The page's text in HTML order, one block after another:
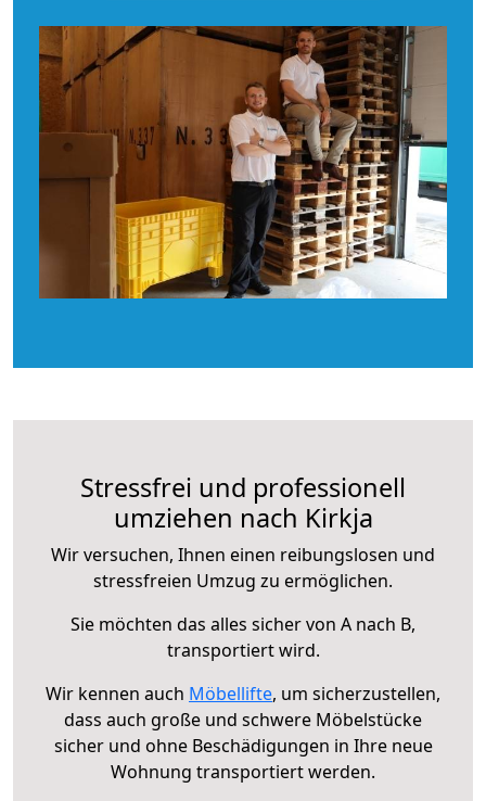
Stressfrei und professionell
umziehen nach Kirkja
Wir versuchen, Ihnen einen reibungslosen und
stressfreien Umzug zu ermöglichen.
Sie möchten das alles sicher von A nach B,
transportiert wird.
Wir kennen auch Möbellifte, um sicherzustellen,
dass auch große und schwere Möbelstücke
sicher und ohne Beschädigungen in Ihre neue
Wohnung transportiert werden.